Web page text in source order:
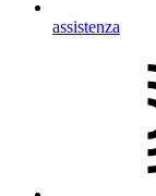
assistenza